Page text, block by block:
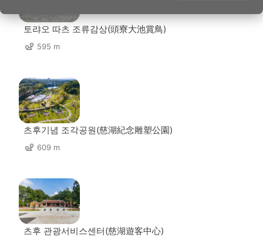
토랴오 따츠 조류감상(頭寮大池賞鳥)
595 m
츠후기념 조각공원(慈湖紀念雕塑公園)
609 m
츠후 관광서비스센터(慈湖遊客中心)